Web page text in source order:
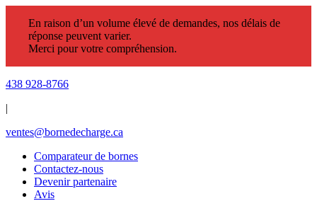
En raison d’un volume élevé de demandes, nos délais de
réponse peuvent varier.
Merci pour votre compréhension.
438 928-8766
|
ventes@bornedecharge.ca
Comparateur de bornes
Contactez-nous
Devenir partenaire
Avis